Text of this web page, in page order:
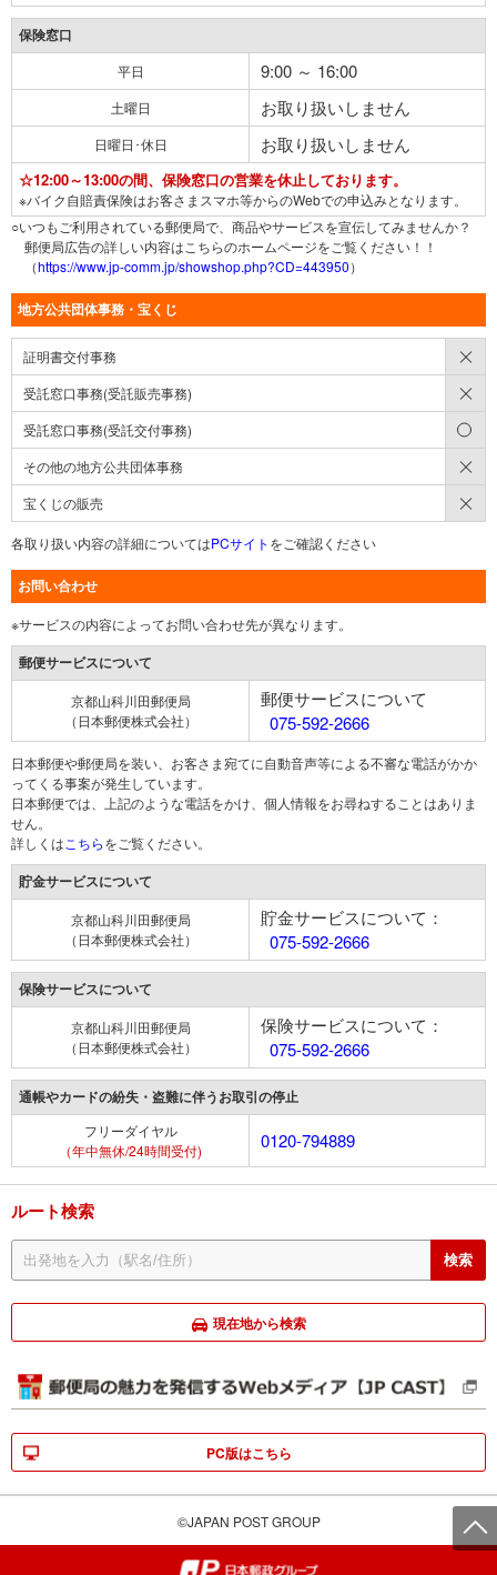
保険窓口
平日 9:00 ～ 16:00
土曜日 お取り扱いしません
日曜日･休日 お取り扱いしません
☆12:00～13:00の間、保険窓口の営業を休止しております。
※バイク自賠責保険はお客さまスマホ等からのWebでの申込みとなります。
○いつもご利用されている郵便局で、商品やサービスを宣伝してみませんか？
郵便局広告の詳しい内容はこちらのホームページをご覧ください！！
（https://www.jp-comm.jp/showshop.php?CD=443950）
地方公共団体事務・宝くじ
証明書交付事務
受託窓口事務(受託販売事務)
受託窓口事務(受託交付事務)
その他の地方公共団体事務
宝くじの販売
各取り扱い内容の詳細についてはPCサイト をご確認ください
お問い合わせ
※サービスの内容によってお問い合わせ先が異なります。
郵便サービスについて
京都山科川田郵便局
（日本郵便株式会社）
郵便サービスについて
075-592-2666
日本郵便や郵便局を装い、お客さま宛てに自動音声等による不審な電話がかか
ってくる事案が発生しています。
日本郵便では、上記のような電話をかけ、個人情報をお尋ねすることはありま
せん。
詳しくは こちらをご覧ください。
貯金サービスについて
京都山科川田郵便局
（日本郵便株式会社）
貯金サービスについて：
075-592-2666
保険サービスについて
京都山科川田郵便局
（日本郵便株式会社）
保険サービスについて：
075-592-2666
通帳やカードの紛失・盗難に伴うお取引の停止
フリーダイヤル
（年中無休/24時間受付)
0120-794889
ルート検索
現在地から検索
PC版はこちら
©JAPAN POST GROUP